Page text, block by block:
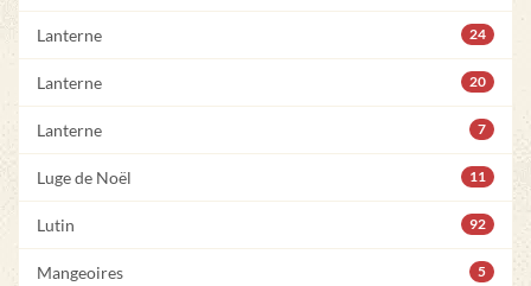
Lanterne 24
Lanterne 20
Lanterne 7
Luge de Noël 11
Lutin 92
Mangeoires 5